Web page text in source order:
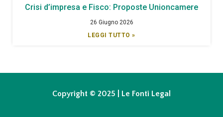
Crisi d’impresa e Fisco: Proposte Unioncamere
26 Giugno 2026
LEGGI TUTTO »
Copyright © 2025 | Le Fonti Legal